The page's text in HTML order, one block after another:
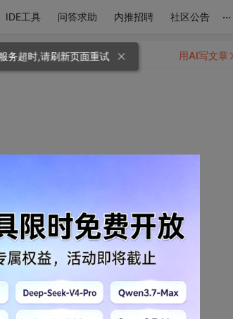
IDE工具 问答求助 内推招聘 社区公告 ...
");
用AI写文章
服务超时,请刷新页面重试